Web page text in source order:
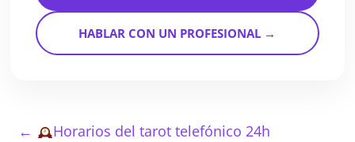
HABLAR CON UN PROFESIONAL →
←
Horarios del tarot telefónico 24h